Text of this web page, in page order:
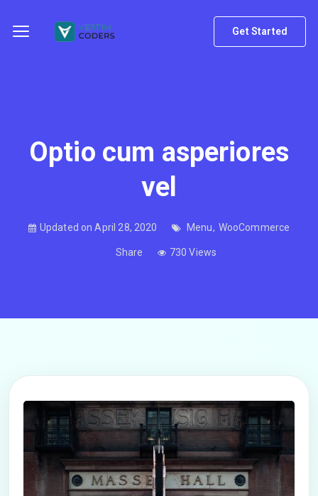
Get Started
Optio cum asperiores
vel
Updated on April 28, 2020 Menu, WooCommerce
Share 730 Views